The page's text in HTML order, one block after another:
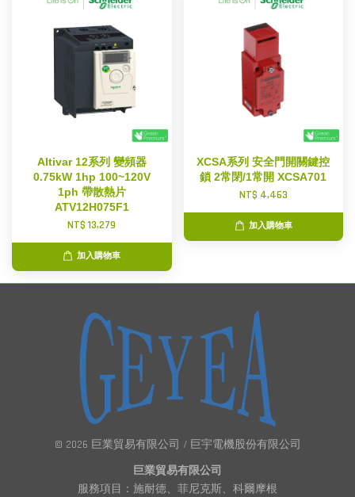
Altivar 12系列 變頻器
0.75kW 1hp 100~120V
1ph 帶散熱片
ATV12H075F1
NT$ 13,279
加入購物車
XCSA系列 安全門開關鍵控
鎖 2常閉/1常開 XCSA701
NT$ 4,463
加入購物車
© 2026 巨業貿易有限公司 / 巨宇電機股份有限公司
巨業貿易有限公司
服務項目：施耐德、菲尼克斯、科爾摩根